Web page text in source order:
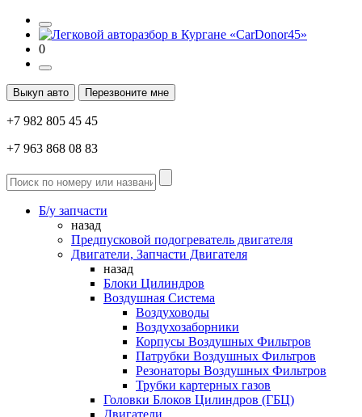
0
Выкуп авто Перезвоните мне
+7 982 805 45 45
+7 963 868 08 83
Б/у запчасти
назад
Предпусковой подогреватель двигателя
Двигатели, Запчасти Двигателя
назад
Блоки Цилиндров
Воздушная Система
Воздуховоды
Воздухозаборники
Корпусы Воздушных Фильтров
Патрубки Воздушных Фильтров
Резонаторы Воздушных Фильтров
Трубки картерных газов
Головки Блоков Цилиндров (ГБЦ)
Двигатели